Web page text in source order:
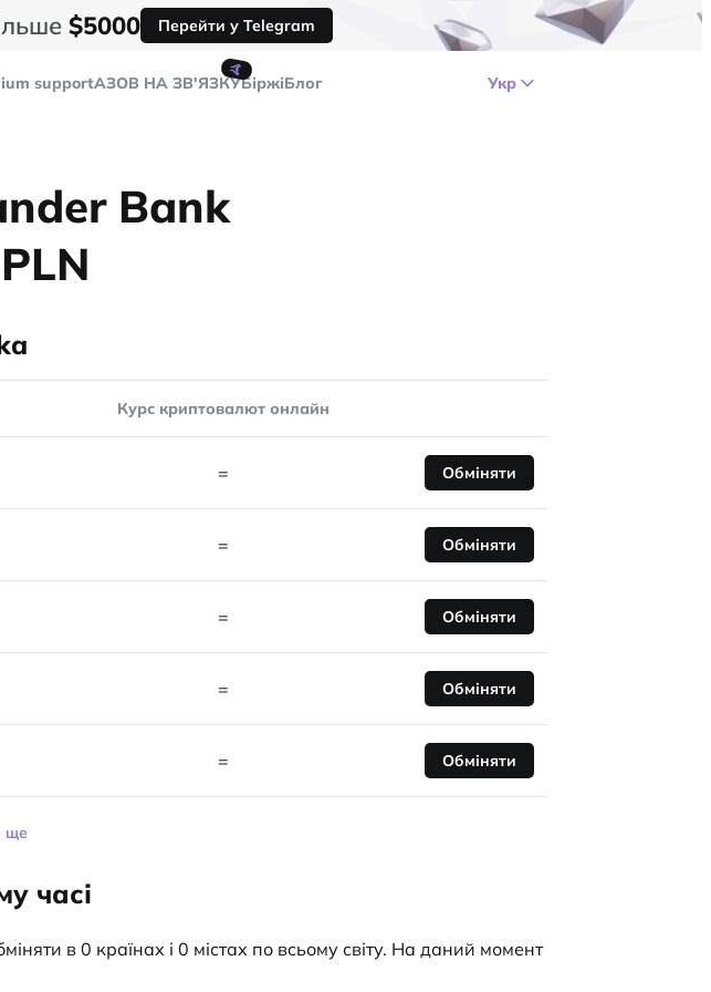
$5000 Перейти у Telegram
support
🤙
AЗОВ НА ЗВ'ЯЗКУБіржіБлог Укр
Bank
Курс криптовалют онлайн
= Обміняти
= Обміняти
= Обміняти
= Обміняти
= Обміняти
ще
часі
в 0 країнах і 0 містах по всьому світу. На даний момент